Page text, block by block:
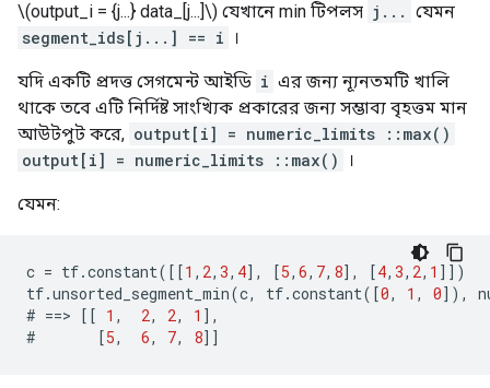
\(output_i = {j...} data_[j...]\) যেখানে min টিপলস j... যেমন
segment_ids[j...] == i
।
যদি একটি প্রদত্ত সেগমেন্ট আইডি i এর জন্য ন্যূনতমটি খালি
থাকে তবে এটি নির্দিষ্ট সাংখ্যিক প্রকারের জন্য সম্ভাব্য বৃহত্তম মান
আউটপুট করে, output[i] = numeric_limits ::max()
output[i] = numeric_limits ::max()
।
যেমন:
c = tf.constant([[1 , 2, 3, 4], [5, 6, 7, 8], [4, 3, 2, 1 ]])
tf.unsorted_segment_min(c, tf.constant([0, 1 , 0]),
# ==> [[ 1 , 2, 2, 1 ],
#
[5, 6, 7, 8]]